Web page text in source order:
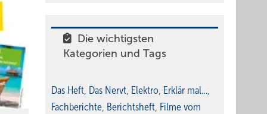
Die wichtigsten
Kategorien und Tags
Das Heft, Das Nervt, Elektro, Erklär mal…,
Fachberichte, Berichtsheft, Filme vom